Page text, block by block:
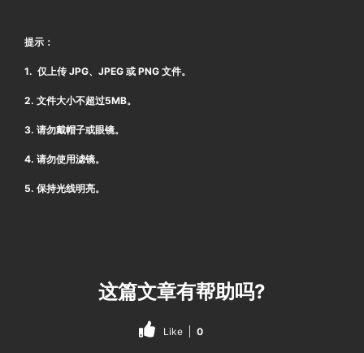
提示：
1. 仅上传 JPG、JPEG 或 PNG 文件。
2. 文件大小不超过5MB。
3. 请勿戴帽子或眼镜。
4. 请勿使用滤镜。
5. 保持光线明亮。
这篇文章有帮助吗?
Like 0